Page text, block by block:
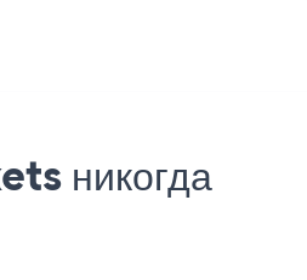
никогда